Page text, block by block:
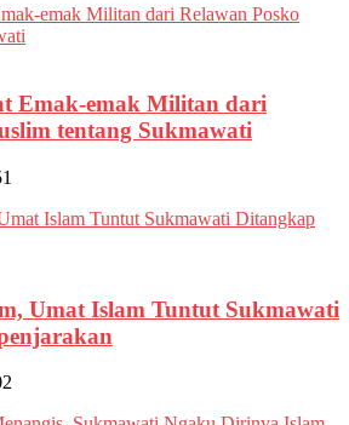
Emak-emak Militan dari
tentang Sukmawati
Umat Islam Tuntut Sukmawati